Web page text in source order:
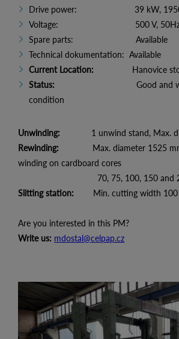
Drive power: 39 kW, 1950
Voltage: 500 V,
Spare parts: Available
Technical dokumentation: Available
Current Location:
Hanovice
Status:
Good and well
condition
Unwinding:
1 unwind stand, Max.
Rewinding:
Max. diameter 1525
winding on cardboard cores
70, 75, 100, 150 and
Slitting station:
Min. cutting width 100
Are you interested in this PM?
Write us: mdostal@celpap.cz